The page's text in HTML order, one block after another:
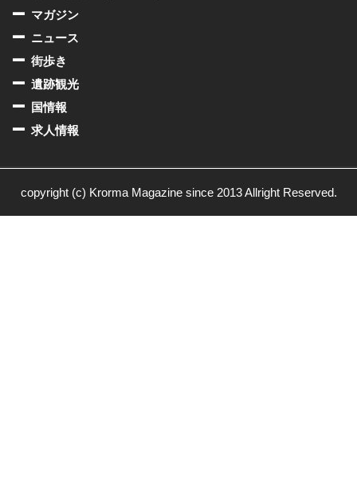
マガジン
ニュース
街歩き
遺跡観光
国情報
求人情報
copyright (c) Krorma Magazine since 2013 Allright Reserved.